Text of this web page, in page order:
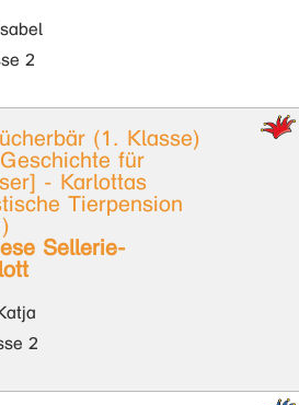
2
(1. Klasse)
für
- Karlottas
Tierpension
Sellerie-
2